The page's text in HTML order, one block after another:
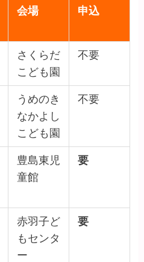
会場 申込
さくらだ
こども園
不要
うめのき
なかよし
こども園
不要
豊島東児
童館
要
赤羽子ど
もセンタ
ー
要